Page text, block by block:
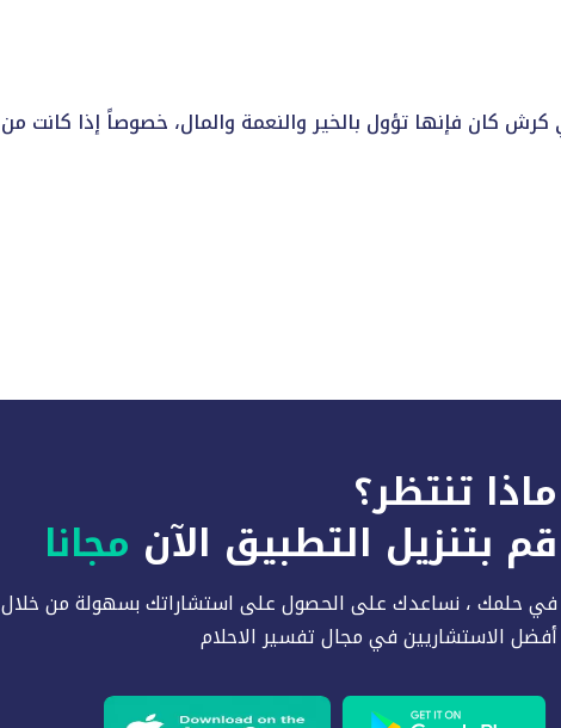
ماذا تنتظر؟
قم بتنزيل التطبيق الآن مجانا
في حلمك ، نساعدك على الحصول على استشاراتك بسهولة من خلال
أفضل الاستشاريين في مجال تفسير الاحلام